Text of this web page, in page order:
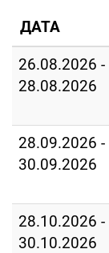
ДАТА
26.08.2026 -
28.08.2026
28.09.2026 -
30.09.2026
28.10.2026 -
30.10.2026